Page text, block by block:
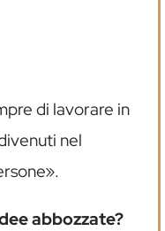
di lavorare in
nel
abbozzate?